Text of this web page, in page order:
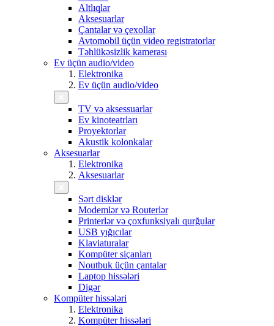
Altlıqlar
Aksesuarlar
Çantalar və çexollar
Avtomobil üçün video registratorlar
Təhlükəsizlik kamerası
Ev üçün audio/video
Elektronika
Ev üçün audio/video
TV və aksessuarlar
Ev kinoteatrları
Proyektorlar
Akustik kolonkalar
Aksesuarlar
Elektronika
Aksesuarlar
Sərt disklər
Modemlər və Routerlər
Printerlər və çoxfunksiyalı qurğular
USB yığıcılar
Klaviaturalar
Kompüter siçanları
Noutbuk üçün çantalar
Laptop hissələri
Digər
Kompüter hissələri
Elektronika
Kompüter hissələri